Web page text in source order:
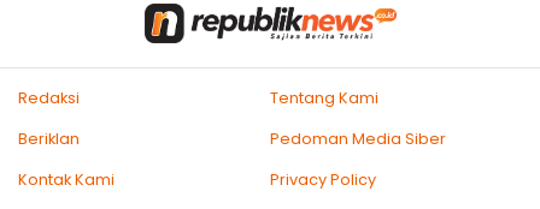
Redaksi
Tentang Kami
Beriklan
Pedoman Media Siber
Kontak Kami
Privacy Policy